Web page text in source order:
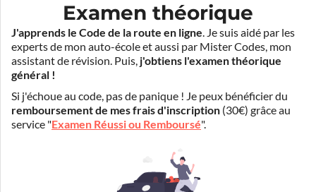
Examen théorique
J'apprends le Code de la route en ligne. Je suis aidé par les
experts de mon auto-école et aussi par Mister Codes, mon
assistant de révision. Puis, j'obtiens l'examen théorique
général !
Si j'échoue au code, pas de panique ! Je peux bénéficier du
remboursement de mes frais d'inscription (30€) grâce au
service "Examen Réussi ou Remboursé".